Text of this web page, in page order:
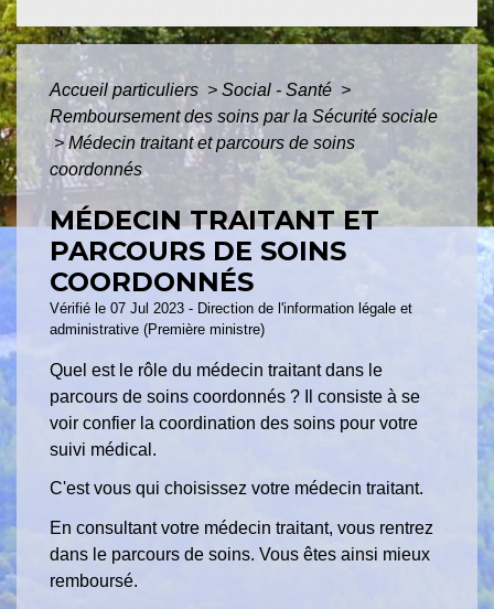
Accueil particuliers > Social - Santé >
Remboursement des soins par la Sécurité sociale
> Médecin traitant et parcours de soins
coordonnés
MÉDECIN TRAITANT ET
PARCOURS DE SOINS
COORDONNÉS
Vérifié le 07 Jul 2023 - Direction de l'information légale et
administrative (Première ministre)
Quel est le rôle du médecin traitant dans le
parcours de soins coordonnés ? Il consiste à se
voir confier la coordination des soins pour votre
suivi médical.
C'est vous qui choisissez votre médecin traitant.
En consultant votre médecin traitant, vous rentrez
dans le parcours de soins. Vous êtes ainsi mieux
remboursé.